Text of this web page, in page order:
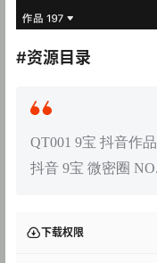
#资源目录
QT001 9宝 抖音作
抖音 9宝 微密圈
下载权限